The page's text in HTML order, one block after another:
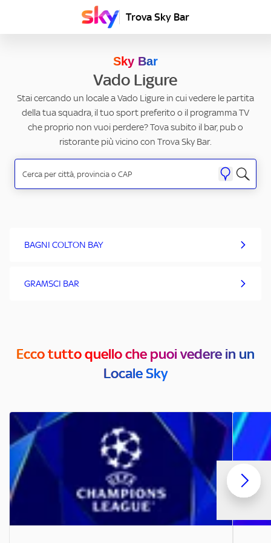
Trova Sky Bar
Sky Bar
Vado Ligure
Stai cercando un locale a Vado Ligure in cui vedere le partita
della tua squadra, il tuo sport preferito o il programma TV
che proprio non vuoi perdere? Tova subito il bar, pub o
ristorante più vicino con Trova Sky Bar.
BAGNI COLTON BAY
GRAMSCI BAR
Ecco tutto quello che puoi vedere in un
Locale Sky